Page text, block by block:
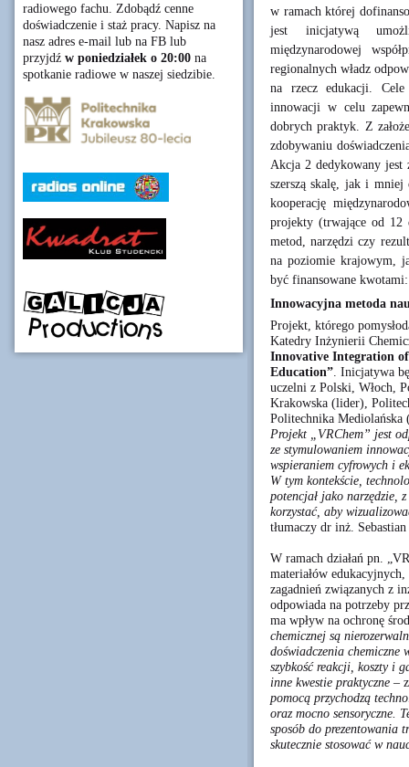
radiowego fachu. Zdobądź cenne
doświadczenie i staż pracy. Napisz na
nasz adres e-mail lub na FB lub
przyjdź w poniedziałek o 20:00 na
spotkanie radiowe w naszej siedzibie.
w ramach której
jest inicjatywą
międzynarodowej
regionalnych władz
na rzecz edukacji.
innowacji w celu
dobrych praktyk. Z
zdobywaniu
Akcja 2 dedykowany jest
szerszą skalę, jak i mniej
kooperację
projekty (trwające od 12
metod, narzędzi czy
na poziomie krajowym,
być finansowane
Innowacyjna metoda
Projekt, którego
Katedry Inżynierii
Innovative Integration
Education” . Inicjatywa
uczelni z Polski, Włoch,
Krakowska (lider),
Politechnika
Projekt „VRChem” jest
ze stymulowaniem
wspieraniem cyfrowych i
W tym kontekście,
potencjał jako narzędzie,
korzystać, aby
tłumaczy dr inż. Sebastian
W ramach działań pn.
materiałów
zagadnień związanych z
odpowiada na potrzeby
ma wpływ na ochronę
chemicznej są
doświadczenia chemiczne
szybkość reakcji, koszty i
inne kwestie praktyczne –
pomocą przychodzą
oraz mocno sensoryczne.
sposób do prezentowania
skutecznie stosować w